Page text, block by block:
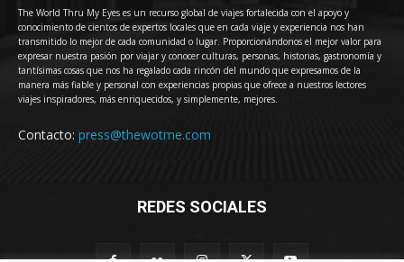
The World Thru My Eyes es un recurso global de viajes fortalecida con el apoyo y
conocimiento de cientos de expertos locales que en cada viaje y experiencia nos han
transmitido lo mejor de cada comunidad o lugar. Proporcionándonos el mejor valor para
expresar nuestra pasión por viajar y conocer culturas, personas, historias, gastronomía y
tantísimas cosas que nos ha regalado cada rincón del mundo que expresamos de la
manera más fiable y personal con experiencias propias que ofrece a nuestros lectores
viajes inspiradores, más enriquecidos, y simplemente, mejores.
Contacto: press@thewotme.com
REDES SOCIALES